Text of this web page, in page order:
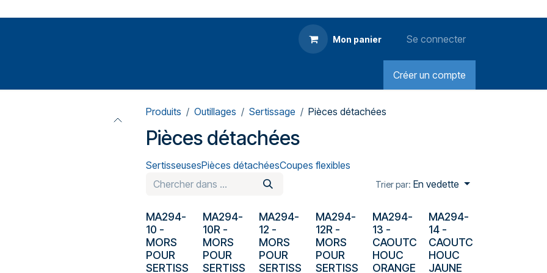
Mon panier Se connecter
Créer un compte
Produits Outillages Sertissage Pièces détachées
Pièces détachées
SertisseusesPièces détachéesCoupes flexibles
Trier par: En vedette
MA294-
10 -
MORS
POUR
SERTISS
MA294-
10R -
MORS
POUR
SERTISS
MA294-
12 -
MORS
POUR
SERTISS
MA294-
12R -
MORS
POUR
SERTISS
MA294-
13 -
CAOUTC
HOUC
ORANGE
MA294-
14 -
CAOUTC
HOUC
JAUNE